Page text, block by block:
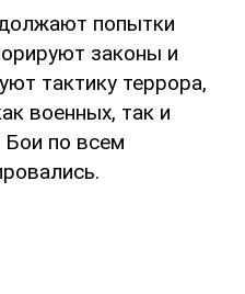
попытки
законы и
тактику террора,
военных, так и
Бои по всем